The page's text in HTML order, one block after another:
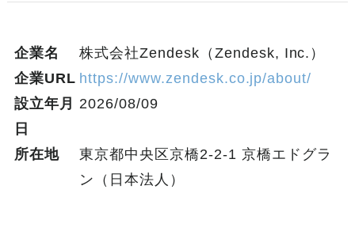
企業名
株式会社Zendesk（Zendesk, Inc.）
企業URL https://www.zendesk.co.jp/about/
設立年月
日
2026/08/09
所在地
東京都中央区京橋2-2-1 京橋エドグラ
ン（日本法人）